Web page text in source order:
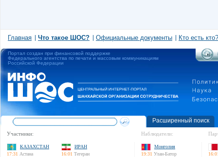
Главная Что такое ШОС? Официальные документы Кто есть кто?
Портал создан при финансовой поддержке
Федерального агентства по печати и массовым коммуникациям
Российской Федерации
Расширенный поиск
Участники:
КАЗАХСТАН
17:31 Астана
ИРАН
16:01 Тегеран
Наблюдатели:
Монголия
19:31 Улан-Батор